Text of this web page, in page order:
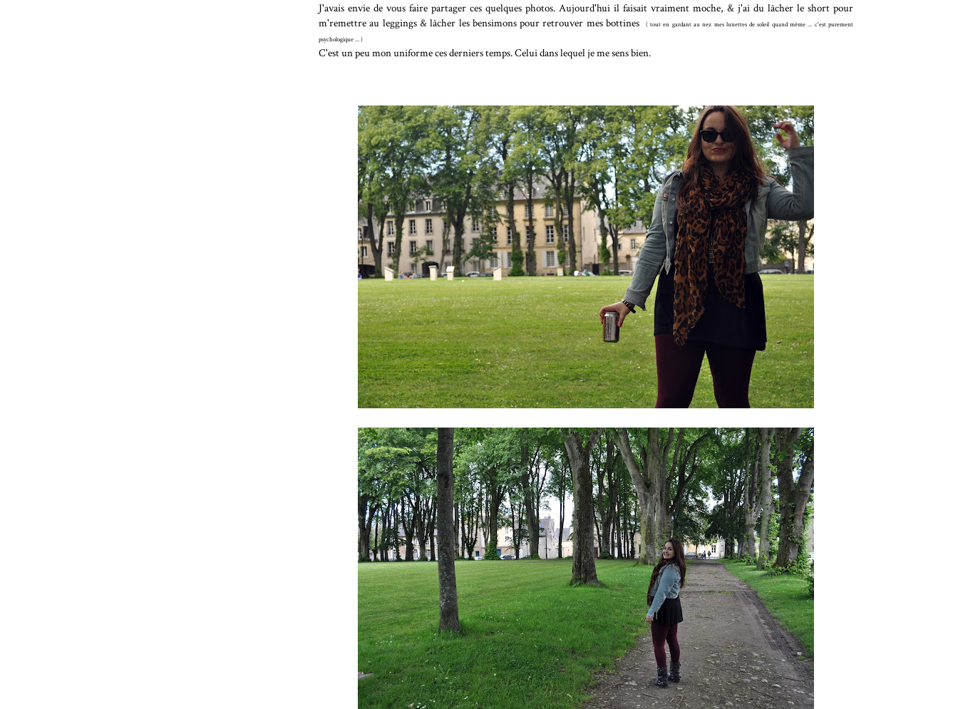
J'avais envie de vous faire partager ces quelques photos. Aujourd'hui il faisait vraiment moche, & j'ai du lâcher le short pour
m'remettre au leggings & lâcher les bensimons pour retrouver mes bottines
( tout en gardant au nez mes lunettes de soleil quand même ... c'est purement
psychologique ... )
C'est un peu mon uniforme ces derniers temps. Celui dans lequel je me sens bien.